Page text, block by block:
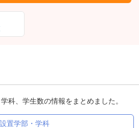
科、学生数の情報をまとめました。
設置学部・学科